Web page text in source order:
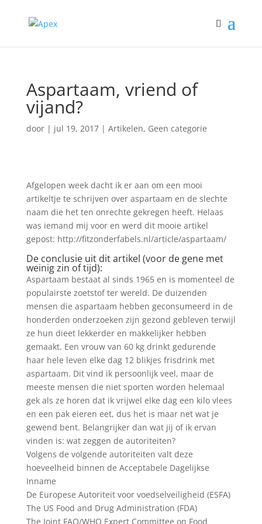
Aspartaam, vriend of
vijand?
door | jul 19, 2017| Artikelen, Geen categorie
Afgelopen week dacht ik er aan om een mooi
artikeltje te schrijven over aspartaam en de slechte
naam die het ten onrechte gekregen heeft. Helaas
was iemand mij voor en werd dit mooie artikel
gepost: http://fitzonderfabels.nl/article/aspartaam/
De conclusie uit dit artikel (voor de gene met
weinig zin of tijd):
Aspartaam bestaat al sinds 1965 en is momenteel de
populairste zoetstof ter wereld. De duizenden
mensen die aspartaam hebben geconsumeerd in de
honderden onderzoeken zijn gezond gebleven terwijl
ze hun dieet lekkerder en makkelijker hebben
gemaakt. Een vrouw van 60 kg drinkt gedurende
haar hele leven elke dag 12 blikjes frisdrink met
aspartaam. Dit vind ik persoonlijk veel, maar de
meeste mensen die niet sporten worden helemaal
gek als ze horen dat ik vrijwel elke dag een kilo vlees
en een pak eieren eet, dus het is maar net wat je
gewend bent. Belangrijker dan wat jij of ik ervan
vinden is: wat zeggen de autoriteiten?
Volgens de volgende autoriteiten valt deze
hoeveelheid binnen de Acceptabele Dagelijkse
Inname
De Europese Autoriteit voor voedselveiligheid (ESFA)
The US Food and Drug Administration (FDA)
The Joint FAO/WHO Expert Committee on Food